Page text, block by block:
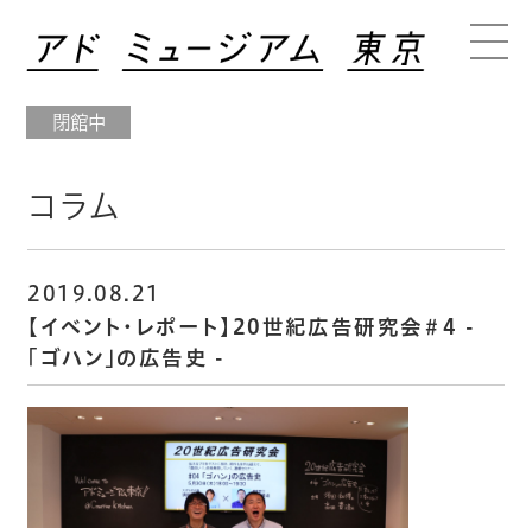
閉館中
コラム
2019.08.21
【イベント・レポート】20世紀広告研究会＃4 -
「ゴハン」の広告史 -